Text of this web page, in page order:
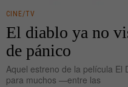
CINE/TV
El diablo ya no
de pánico
Aquel estreno de la película El
para muchos —entre las